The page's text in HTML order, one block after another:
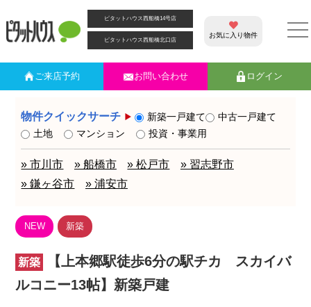
ピタットハウス西船橋14号店
ピタットハウス西船橋北口店
お気に入り物件
ご来店予約 お問い合わせ ログイン
物件クイックサーチ 新築一戸建て
中古一戸建て
土地
マンション 投資・事業用
» 市川市 » 船橋市 » 松戸市
» 習志野市
» 鎌ヶ谷市
» 浦安市
NEW 新築
新築
【上本郷駅徒歩6分の駅チカ スカイバ
ルコニー13帖】新築戸建